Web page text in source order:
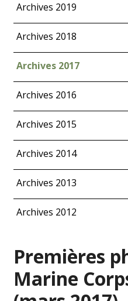
Archives 2019
Archives 2018
Archives 2017
Archives 2016
Archives 2015
Archives 2014
Archives 2013
Archives 2012
Premières
Marine